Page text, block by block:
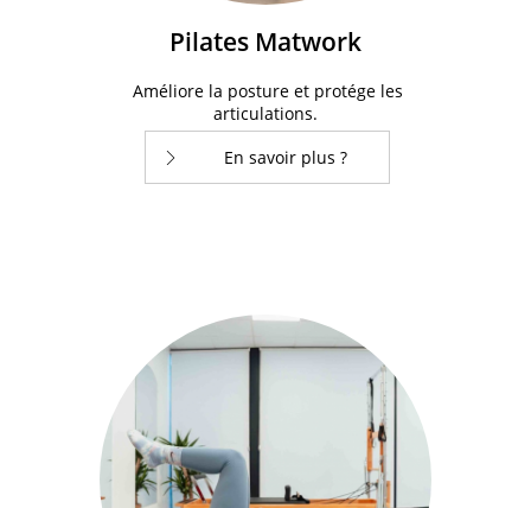
Pilates Matwork
Améliore la posture et protége les
articulations.
En savoir plus ?